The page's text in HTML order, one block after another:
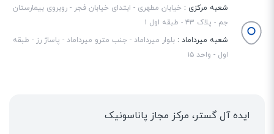
شعبه مرکزی : خیابان مطهری - ابتدای خیابان فجر - روبروی بیمارستان
جم - پلاک ۴۳ - طبقه اول ۱
شعبه میرداماد : بلوار میرداماد - جنب مترو میرداماد - پاساژ رز - طبقه
اول - واحد ۱۵
ایده آل گستر، مرکز مجاز پاناسونیک